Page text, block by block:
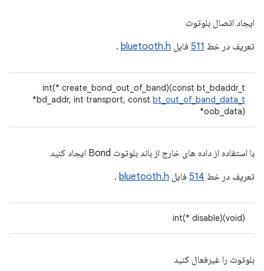
ایجاد اتصال بلوتوث
تعریف در خط 511 فایل bluetooth.h
.
int(* create_bond_out_of_band)(const bt_bdaddr_t
*bd_addr, int transport, const bt_out_of_band_data_t
*oob_data)
با استفاده از داده های خارج از باند بلوتوث Bond ایجاد کنید
تعریف در خط 514 فایل bluetooth.h
.
int(* disable)(void)
بلوتوث را غیرفعال کنید